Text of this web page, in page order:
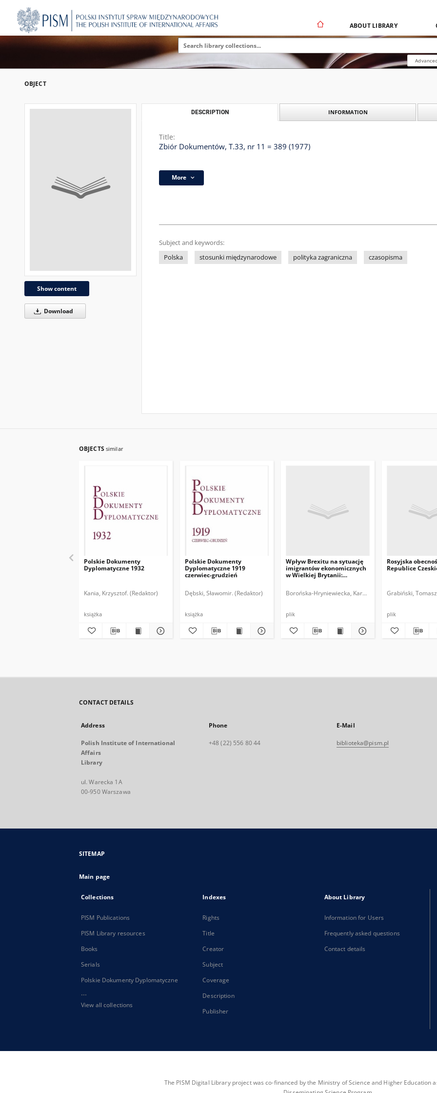
ABOUT LIBRARY
OBJECT
Show content
Download
DESCRIPTION INFORMATION
Title:
Zbiór Dokumentów, T.33, nr 11 = 389 (1977)
More
Subject and keywords:
Polska
stosunki międzynarodowe polityka zagraniczna czasopisma
OBJECTS similar
Polskie Dokumenty
Dyplomatyczne 1932
Kania, Krzysztof. (Redaktor)
książka
Polskie Dokumenty
Dyplomatyczne 1919
czerwiec-grudzień
Dębski, Sławomir. (Redaktor)
książka
Wpływ Brexitu na sytuację
imigrantów ekonomicznych
w Wielkiej Brytanii:
Borońska-Hryniewiecka, Karolina.
plik
Rosyjska
Republice
Grabiński,
plik
CONTACT DETAILS
Address
Polish Institute of International
Affairs
Library
ul. Warecka 1A
00-950 Warszawa
Phone
+48 (22) 556 80 44
E-Mail
biblioteka@pism.pl
SITEMAP
Main page
Collections
PISM Publications
PISM Library resources
Books
Serials
Polskie Dokumenty Dyplomatyczne
...
View all collections
Indexes
Rights
Title
Creator
Subject
Coverage
Description
Publisher
About Library
Information for Users
Frequently asked questions
Contact details
The PISM Digital Library project was co-financed by the Ministry of Science and Higher Education